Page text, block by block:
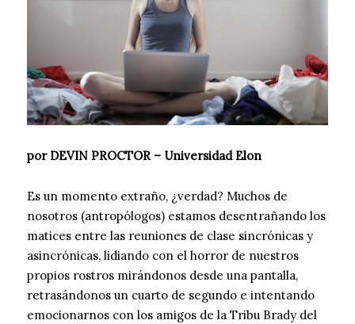
por DEVIN PROCTOR – Universidad Elon
Es un momento extraño, ¿verdad? Muchos de
nosotros (antropólogos) estamos desentrañando los
matices entre las reuniones de clase sincrónicas y
asincrónicas, lidiando con el horror de nuestros
propios rostros mirándonos desde una pantalla,
retrasándonos un cuarto de segundo e intentando
emocionarnos con los amigos de la Tribu Brady del